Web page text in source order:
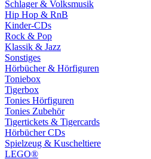
Schlager & Volksmusik
Hip Hop & RnB
Kinder-CDs
Rock & Pop
Klassik & Jazz
Sonstiges
Hörbücher & Hörfiguren
Toniebox
Tigerbox
Tonies Hörfiguren
Tonies Zubehör
Tigertickets & Tigercards
Hörbücher CDs
Spielzeug & Kuscheltiere
LEGO®